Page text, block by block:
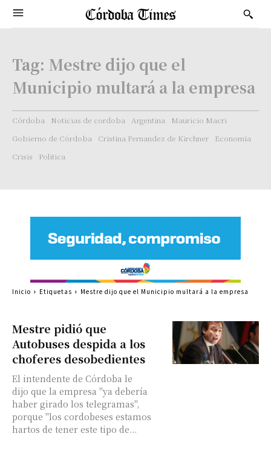
Tag: Mestre dijo que el
Municipio multará a la empresa
Córdoba Noticias de cordoba Argentina
Mauricio Macri
Gobierno de Córdoba
Cristina Fernandez de Kirchner
Economía
Crisis
Politica
Mestre pidió que
Autobuses despida a los
choferes desobedientes
El intendente de Córdoba le
dijo que la empresa "ya debería
haber girado los telegramas",
porque "los cordobeses estamos
hartos de tener este tipo de...
Inicio Etiquetas Mestre dijo que el Municipio multará a la empresa